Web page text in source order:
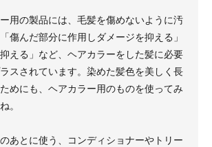
ー用の製品には、毛髪を傷めないように汚
傷んだ部分に作用しダメージを抑える」
抑える」など、ヘアカラーをした髪に必要
スされています。染めた髪色を美しく長
めにも、ヘアカラー用のものを使ってみ
。
あとに使う、コンディショナーやトリー